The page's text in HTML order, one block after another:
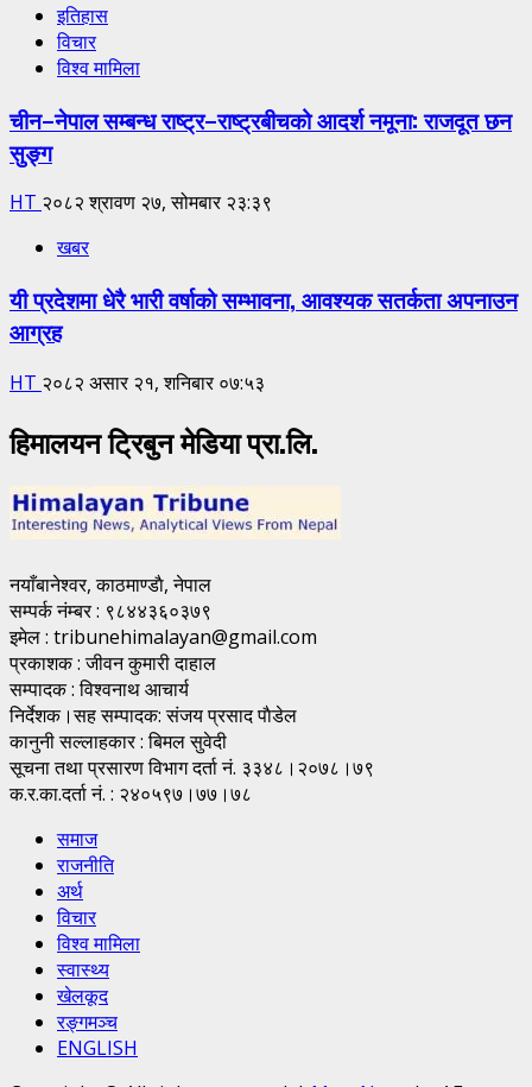
इतिहास
विचार
विश्व मामिला
चीन–नेपाल सम्बन्ध राष्ट्र–राष्ट्रबीचको आदर्श नमूना: राजदूत छन
सुङ्ग
HT २०८२ श्रावण २७, सोमबार २३:३९
खबर
यी प्रदेशमा धेरै भारी वर्षाको सम्भावना, आवश्यक सतर्कता अपनाउन
आग्रह
HT २०८२ असार २१, शनिबार ०७:५३
हिमालयन ट्रिबुन मेडिया प्रा.लि.
नयाँबानेश्वर, काठमाण्डाै, नेपाल
सम्पर्क नंम्बर : ९८४४३६०३७९
इमेल : tribunehimalayan@gmail.com
प्रकाशक : जीवन कुमारी दाहाल
सम्पादक : विश्वनाथ आचार्य
निर्देशक।सह सम्पादक: संजय प्रसाद पाैडेल
कानुनी सल्लाहकार : बिमल सुवेदी
सूचना तथा प्रसारण विभाग दर्ता नं. ३३४८।२०७८।७९
क.र.का.दर्ता नं. : २४०५९७।७७।७८
समाज
राजनीति
अर्थ
विचार
विश्व मामिला
स्वास्थ्य
खेलकूद
रङ्गमञ्च
ENGLISH